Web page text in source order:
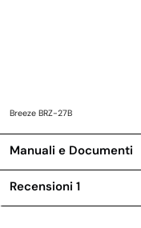
Breeze BRZ-27B
Manuali e Documenti
Recensioni 1